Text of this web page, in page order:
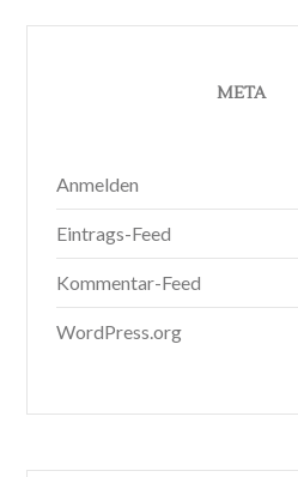
META
Anmelden
Eintrags-Feed
Kommentar-Feed
WordPress.org